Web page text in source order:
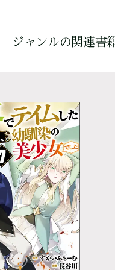
ジャンルの関連書